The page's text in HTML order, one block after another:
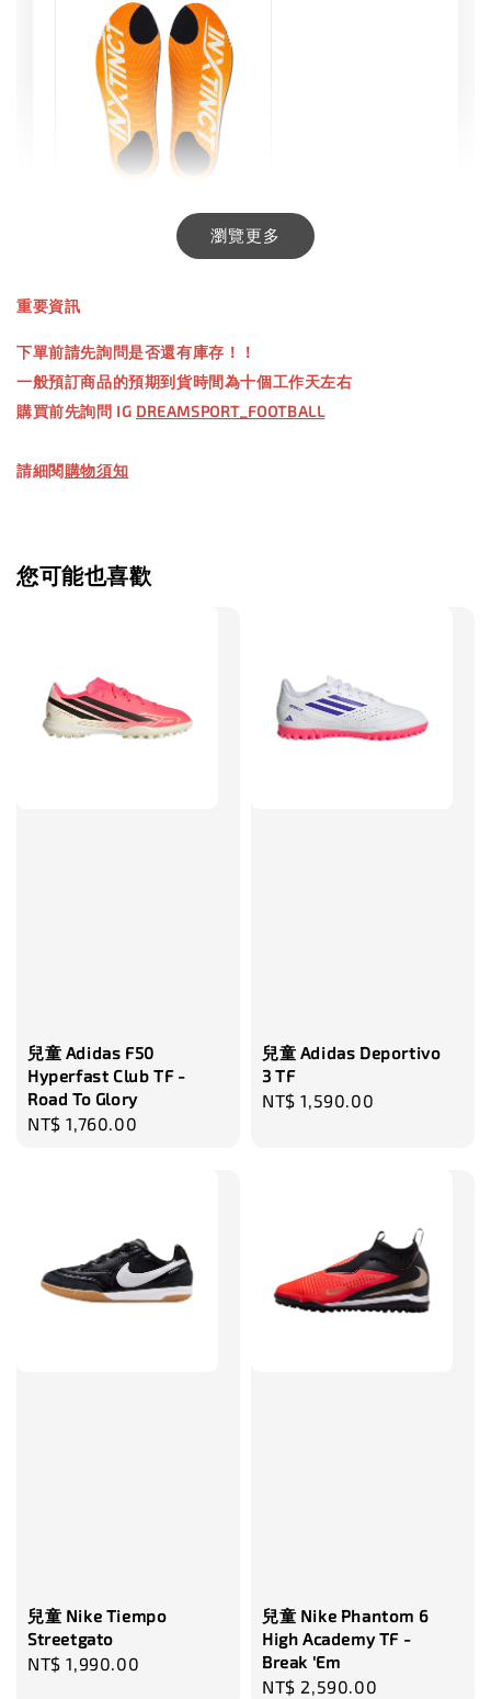
INXTINCT 生活日用鞋墊
NT$ 550.00
加入購物車
瀏覽更多
重要資訊
下單前請先詢問是否還有庫存！！
一般預訂商品的預期到貨時間為十個工作天左右
購買前先詢問 IG DREAMSPORT_FOOTBALL
請細閱購物須知
您可能也喜歡
兒童 Adidas F50
Hyperfast Club TF -
Road To Glory
Regular
NT$ 1,760.00
兒童 Adidas Deportivo
3 TF
Regular
NT$ 1,590.00
兒童 Nike Tiempo
Streetgato
Regular
NT$ 1,990.00
兒童 Nike Phantom 6
High Academy TF -
Break 'Em
Regular
NT$ 2,590.00